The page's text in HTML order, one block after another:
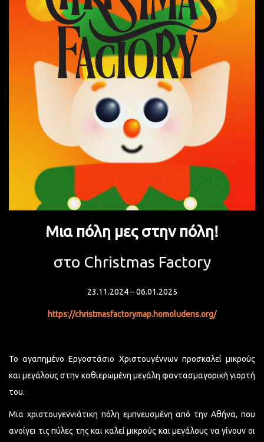
Μια πόλη μες στην πόλη!
στο Christmas Factory
23.11.2024 – 06.01.2025
https://christmasfactorymap.homoludens.org/
Το αγαπημένο Εργοστάσιο Χριστουγέννων προσκαλεί μικρούς
και μεγάλους στην καθιερωμένη μεγάλη φαντασμαγορική γιορτή
του.
Μια χριστουγεννιάτικη πόλη εμπνευσμένη από την Αθήνα, που
ανοίγει τις πύλες της και καλεί μικρούς και μεγάλους να γίνουν οι